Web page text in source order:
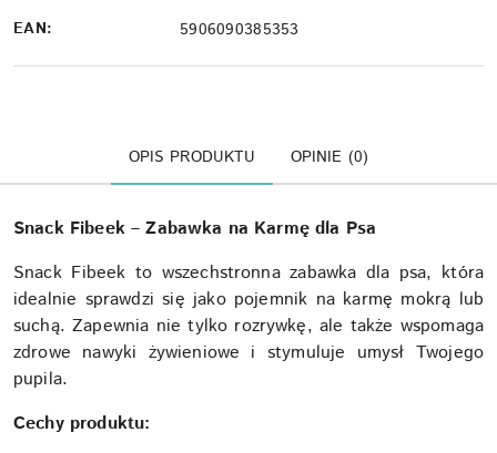
EAN: 5906090385353
OPIS PRODUKTU OPINIE (0)
Snack Fibeek – Zabawka na Karmę dla Psa
Snack Fibeek to wszechstronna zabawka dla psa, która
idealnie sprawdzi się jako pojemnik na karmę mokrą lub
suchą. Zapewnia nie tylko rozrywkę, ale także wspomaga
zdrowe nawyki żywieniowe i stymuluje umysł Twojego
pupila.
Cechy produktu: